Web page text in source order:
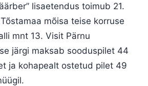
lisaetendus toimub 21.
mõisa teise korruse
mnt 13. Visit Pärnu
järgi maksab sooduspilet 44
ja kohapealt ostetud pilet 49